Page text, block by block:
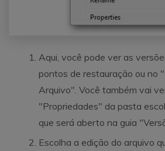
Aqui, você pode ver as
pontos de restauração ou no
Arquivo". Você também vai
"Propriedades" da pasta
que será aberto na guia
Escolha a edição do arquivo